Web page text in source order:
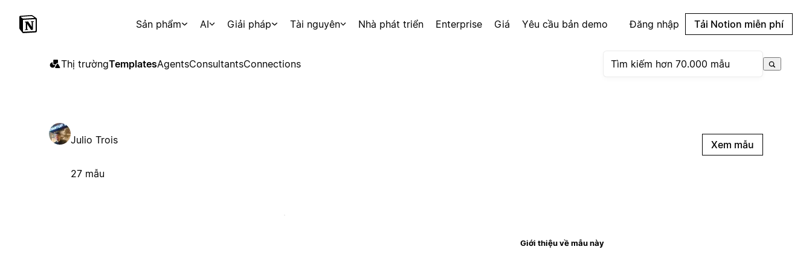
Sản phẩm AI Giải pháp Tài nguyên Nhà phát triển Enterprise Giá Yêu cầu bản demo Đăng nhập Tải Notion miễn phí
Thị trườngTemplatesAgentsConsultantsConnections
Julio Trois
27 mẫu
Xem mẫu
Giới thiệu về mẫu này